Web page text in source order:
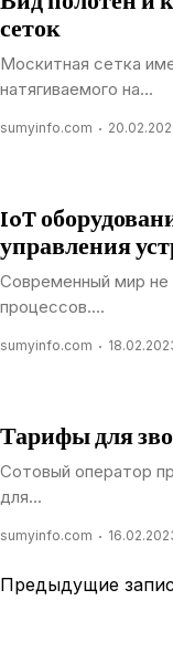
сеток
Москитная сетка
натягиваемого на...
sumyinfo.com
IoT
управления
Современный мир не
процессов....
sumyinfo.com
Тарифы для
Сотовый оператор
для...
sumyinfo.com
Навигация
Предыдущие